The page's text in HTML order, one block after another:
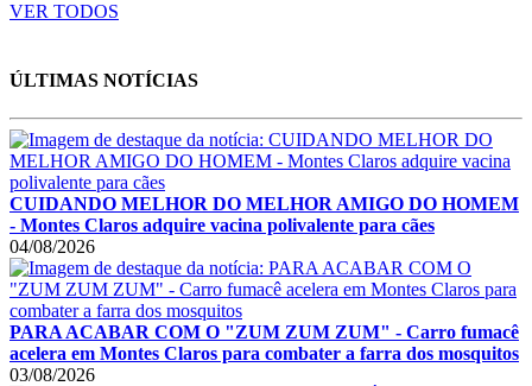
VER TODOS
ÚLTIMAS NOTÍCIAS
CUIDANDO MELHOR DO MELHOR AMIGO DO HOMEM
- Montes Claros adquire vacina polivalente para cães
04/08/2026
PARA ACABAR COM O "ZUM ZUM ZUM" - Carro fumacê
acelera em Montes Claros para combater a farra dos mosquitos
03/08/2026